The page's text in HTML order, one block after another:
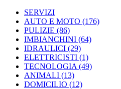
SERVIZI
AUTO E MOTO (176)
PULIZIE (86)
IMBIANCHINI (64)
IDRAULICI (29)
ELETTRICISTI (1)
TECNOLOGIA (49)
ANIMALI (13)
DOMICILIO (12)